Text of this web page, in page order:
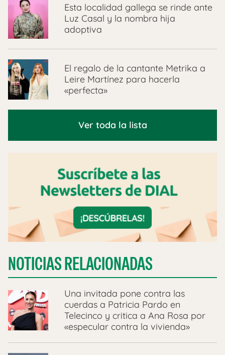
Esta localidad gallega se rinde ante
Luz Casal y la nombra hija
adoptiva
El regalo de la cantante Metrika a
Leire Martínez para hacerla
«perfecta»
Ver toda la lista
NOTICIAS RELACIONADAS
Una invitada pone contra las
cuerdas a Patricia Pardo en
Telecinco y critica a Ana Rosa por
«especular contra la vivienda»